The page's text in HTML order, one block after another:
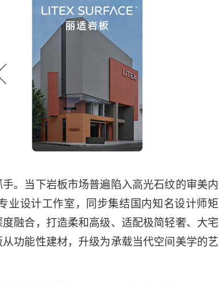
。当下岩板市场普遍陷入高光石纹的审美内
业设计工作室，同步集结国内知名设计师矩
融合，打造柔和高级、适配极简轻奢、大宅
功能性建材，升级为承载当代空间美学的艺